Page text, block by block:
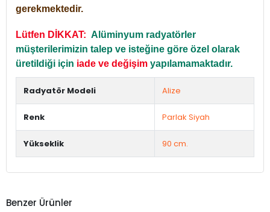
gerekmektedir.
Lütfen DİKKAT: Alüminyum radyatörler
müşterilerimizin talep ve isteğine göre özel olarak
üretildiği için iade ve değişim yapılamamaktadır.
Radyatör Modeli Alize
Renk Parlak Siyah
Yükseklik 90 cm.
Benzer Ürünler